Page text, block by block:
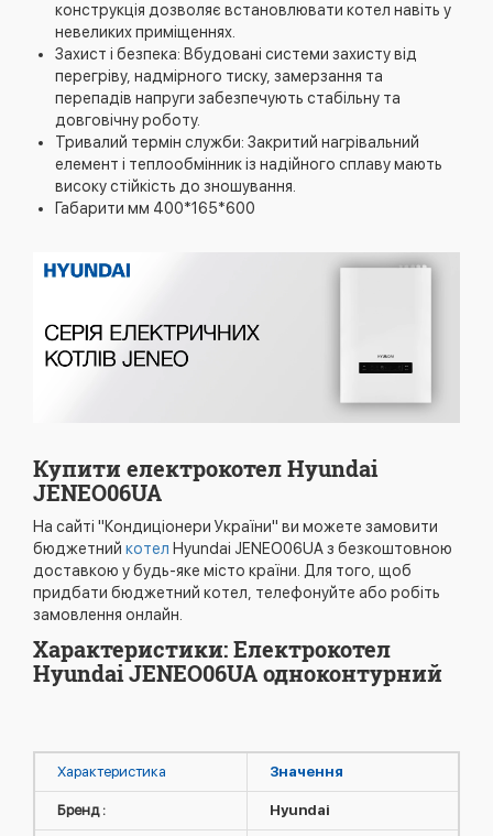
конструкція дозволяє встановлювати котел навіть у
невеликих приміщеннях.
Захист і безпека: Вбудовані системи захисту від
перегріву, надмірного тиску, замерзання та
перепадів напруги забезпечують стабільну та
довговічну роботу.
Тривалий термін служби: Закритий нагрівальний
елемент і теплообмінник із надійного сплаву мають
високу стійкість до зношування.
Габарити мм 400*165*600
Купити електрокотел Hyundai
JENEO06UA
На сайті "Кондиціонери України" ви можете замовити
бюджетний котел Hyundai JENEO06UA з безкоштовною
доставкою у будь-яке місто країни. Для того, щоб
придбати бюджетний котел, телефонуйте або робіть
замовлення онлайн.
Характеристики: Електрокотел
Hyundai JENEO06UA одноконтурний
Характеристика Значення
Бренд : Hyundai